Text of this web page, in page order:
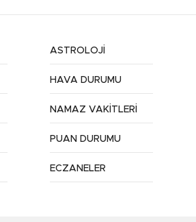
ASTROLOJİ
HAVA DURUMU
NAMAZ VAKİTLERİ
PUAN DURUMU
ECZANELER